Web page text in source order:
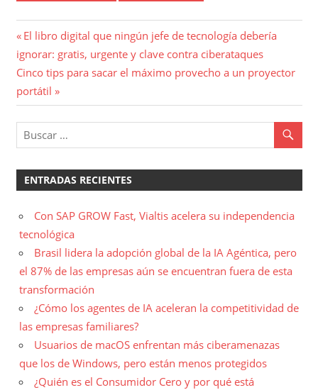
Navegación
de
entradas
Entrada
anterior:
El libro digital que ningún jefe de tecnología debería
ignorar: gratis, urgente y clave contra ciberataques
Entrada
siguiente:
Cinco tips para sacar el máximo provecho a un proyector
portátil
ENTRADAS RECIENTES
Con SAP GROW Fast, Vialtis acelera su independencia
tecnológica
Brasil lidera la adopción global de la IA Agéntica, pero
el 87% de las empresas aún se encuentran fuera de esta
transformación
¿Cómo los agentes de IA aceleran la competitividad de
las empresas familiares?
Usuarios de macOS enfrentan más ciberamenazas
que los de Windows, pero están menos protegidos
¿Quién es el Consumidor Cero y por qué está